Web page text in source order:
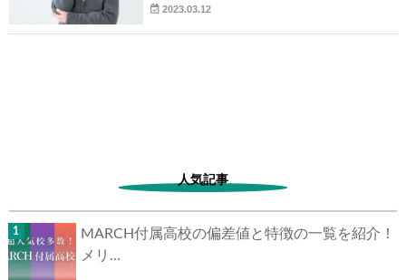
2023.03.12
人気記事
MARCH付属高校の偏差値と特徴の一覧を紹介！
メリ...